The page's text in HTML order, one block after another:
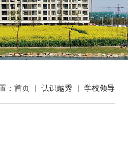
： 首页 认识越秀 学校领导